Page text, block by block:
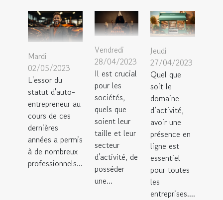
Mardi
02/05/2023
L'essor du
statut d'auto-
entrepreneur au
cours de ces
dernières
années a permis
à de nombreux
professionnels...
Vendredi
28/04/2023
Il est crucial
pour les
sociétés,
quels que
soient leur
taille et leur
secteur
d'activité, de
posséder
une...
Jeudi
27/04/2023
Quel que
soit le
domaine
d’activité,
avoir une
présence en
ligne est
essentiel
pour toutes
les
entreprises....